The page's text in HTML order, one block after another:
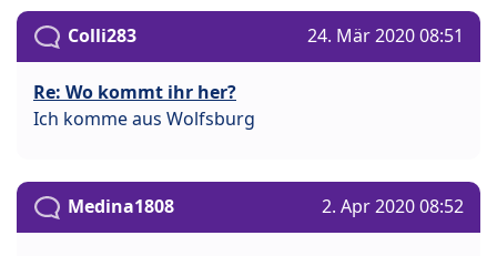
Colli283 24. Mär 2020 08:51
Re: Wo kommt ihr her?
Ich komme aus Wolfsburg
Medina1808 2. Apr 2020 08:52